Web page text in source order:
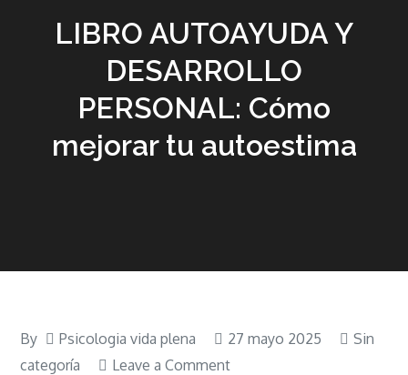
LIBRO AUTOAYUDA Y
DESARROLLO
PERSONAL: Cómo
mejorar tu autoestima
By Psicologia vida plena 27 mayo 2025
Sin
categoría
Leave a Commenton